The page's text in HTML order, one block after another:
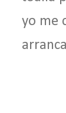
yo me